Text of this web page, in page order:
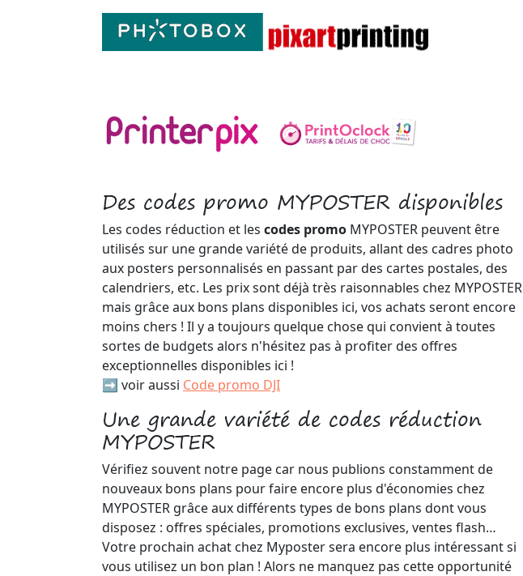
Des codes promo MYPOSTER disponibles
Les codes réduction et les codes promo MYPOSTER peuvent être
utilisés sur une grande variété de produits, allant des cadres photo
aux posters personnalisés en passant par des cartes postales, des
calendriers, etc. Les prix sont déjà très raisonnables chez MYPOSTER
mais grâce aux bons plans disponibles ici, vos achats seront encore
moins chers ! Il y a toujours quelque chose qui convient à toutes
sortes de budgets alors n'hésitez pas à profiter des offres
exceptionnelles disponibles ici !
➡️ voir aussi Code promo DJI
Une grande variété de codes réduction
MYPOSTER
Vérifiez souvent notre page car nous publions constamment de
nouveaux bons plans pour faire encore plus d'économies chez
MYPOSTER grâce aux différents types de bons plans dont vous
disposez : offres spéciales, promotions exclusives, ventes flash…
Votre prochain achat chez Myposter sera encore plus intéressant si
vous utilisez un bon plan ! Alors ne manquez pas cette opportunité